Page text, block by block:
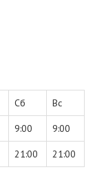
Сб Вс
9:00 9:00
21:00 21:00